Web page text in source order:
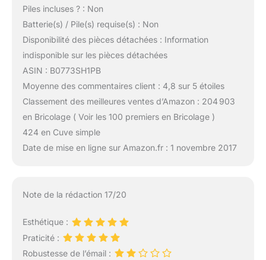
Piles incluses ? : Non
Batterie(s) / Pile(s) requise(s) : Non
Disponibilité des pièces détachées : Information
indisponible sur les pièces détachées
ASIN : B0773SH1PB
Moyenne des commentaires client : 4,8 sur 5 étoiles
Classement des meilleures ventes d’Amazon : 204 903
en Bricolage ( Voir les 100 premiers en Bricolage )
424 en Cuve simple
Date de mise en ligne sur Amazon.fr : 1 novembre 2017
Note de la rédaction 17/20
Esthétique :
Praticité :
Robustesse de l’émail :